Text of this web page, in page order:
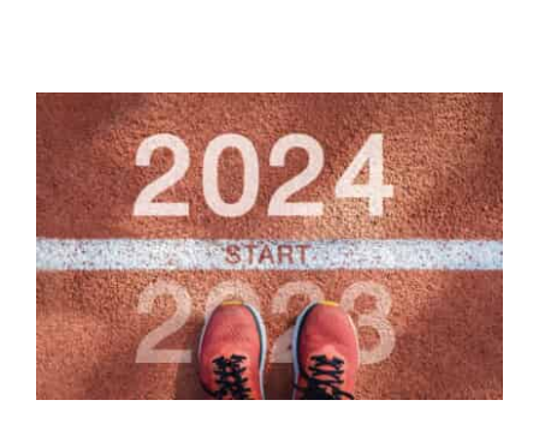
Charging
time
Write a
book